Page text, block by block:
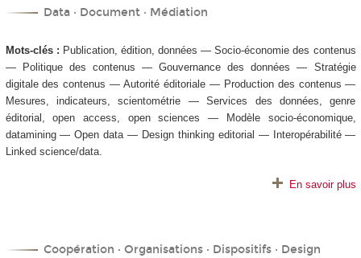
Data · Document · Médiation
Mots-clés : Publication, édition, données — Socio-économie des contenus
— Politique des contenus — Gouvernance des données — Stratégie
digitale des contenus — Autorité éditoriale — Production des contenus —
Mesures, indicateurs, scientométrie — Services des données, genre
éditorial, open access, open sciences — Modèle socio-économique,
datamining — Open data — Design thinking editorial — Interopérabilité —
Linked science/data.
En savoir plus
Coopération · Organisations · Dispositifs · Design